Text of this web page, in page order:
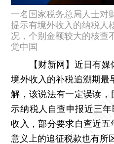
一名国家税务总局人士对
提示有境外收入的纳税人
况，个别金额较大的核查
觉中国
【财新网】 近日有媒
境外收入的补税追溯期最
解，该说法有一定误读
示纳税人自查申报近三
收入，部分要求自查近
意义上的追征税款也有所